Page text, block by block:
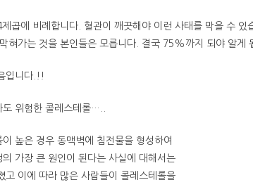
곱에 비례합니다. 혈관이 깨끗해야 이런 사태를 막을 수
혀가는 것을 본인들은 모릅니다. 결국 75%까지 되야 알게
입니다.!!
위험한 콜레스테롤…..
높은 경우 동맥벽에 침전물을 형성하여
의 가장 큰 원인이 된다는 사실에 대해서는
고 이에 따라 많은 사람들이 콜레스테롤을